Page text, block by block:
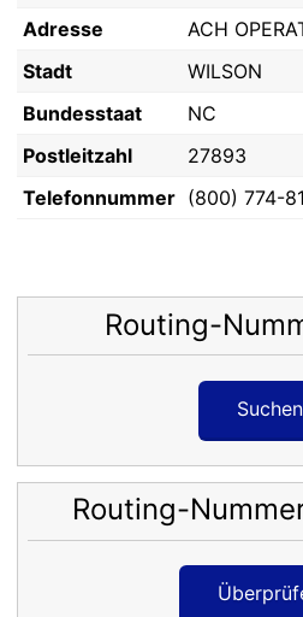
Adresse
ACH
Stadt
WILSON
Bundesstaat
NC
Postleitzahl
27893
Telefonnummer (800) 774-
Routing-
Suchen
Routing-